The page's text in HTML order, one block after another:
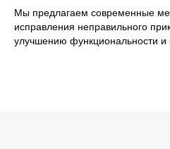
Мы предлагаем современные
исправления неправильного
улучшению функциональности и